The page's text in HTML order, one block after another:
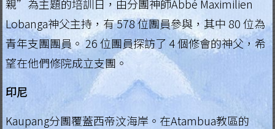
a
e
g
i
n
親”為主題的培訓日，由分團神師Abbé Maximilien
Lobanga神父主持，有 578 位團員參與，其中 80 位為
青年支團團員。 26 位團員探訪了 4 個修會的神父，希
望在他們修院成立支團。
印尼
Kaupang分團覆蓋西帝汶海岸。在Atambua教區的